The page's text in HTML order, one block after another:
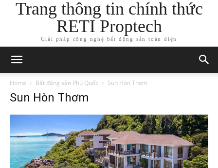
Trang thông tin chính thức
RETI Proptech
Giải pháp công nghệ bất động sản toàn diện
Home Bất động sản Phú Quốc Sun Hòn Thơm
Sun Hòn Thơm